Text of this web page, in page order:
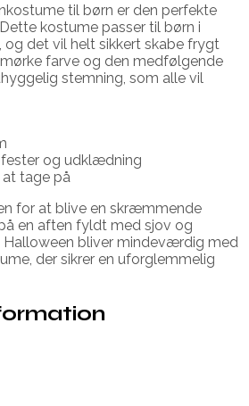
til børn er den perfekte
kostume passer til børn i
og det vil helt sikkert skabe frygt
farve og den medfølgende
stemning, som alle vil
og udklædning
tage på
for at blive en skræmmende
en aften fyldt med sjov og
bliver mindeværdig med
der sikrer en uforglemmelig